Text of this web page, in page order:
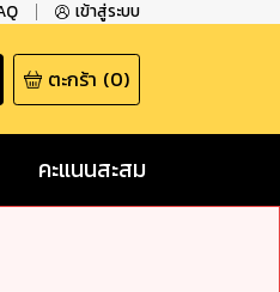
เข้าสู่ระบบ
ตะกร้า (0)
คะแนนสะสม